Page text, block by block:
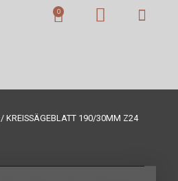
/ KREISSÄGEBLATT 190/30MM Z24